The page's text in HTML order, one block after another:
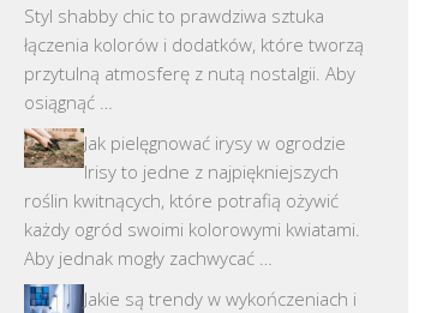
Styl shabby chic to prawdziwa sztuka
łączenia kolorów i dodatków, które tworzą
przytulną atmosferę z nutą nostalgii. Aby
osiągnąć …
Jak pielęgnować irysy w ogrodzie
Irisy to jedne z najpiękniejszych
roślin kwitnących, które potrafią ożywić
każdy ogród swoimi kolorowymi kwiatami.
Aby jednak mogły zachwycać …
Jakie są trendy w wykończeniach i